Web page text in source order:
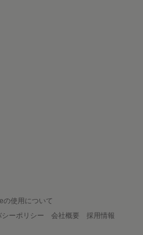
の使用について
シーポリシー 会社概要
採用情報